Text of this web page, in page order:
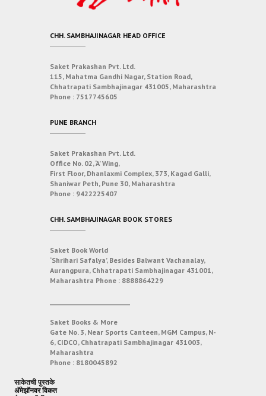
CHH. SAMBHAJINAGAR HEAD OFFICE
Saket Prakashan Pvt. Ltd.
115, Mahatma Gandhi Nagar, Station Road,
Chhatrapati Sambhajinagar 431005, Maharashtra
Phone : 7517745605
PUNE BRANCH
Saket Prakashan Pvt. Ltd.
Office No. 02, ‘A’ Wing,
First Floor, Dhanlaxmi Complex, 373, Kagad Galli,
Shaniwar Peth, Pune 30, Maharashtra
Phone : 9422225407
CHH. SAMBHAJINAGAR BOOK STORES
Saket Book World
‘Shrihari Safalya’, Besides Balwant Vachanalay,
Aurangpura, Chhatrapati Sambhajinagar 431001,
Maharashtra Phone : 8888864229
Saket Books & More
Gate No. 3, Near Sports Canteen, MGM Campus, N-
6, CIDCO, Chhatrapati Sambhajinagar 431003,
Maharashtra
Phone : 8180045892
साकेतची पुस्तके
अ‍ॅमेझॉनवर विकत